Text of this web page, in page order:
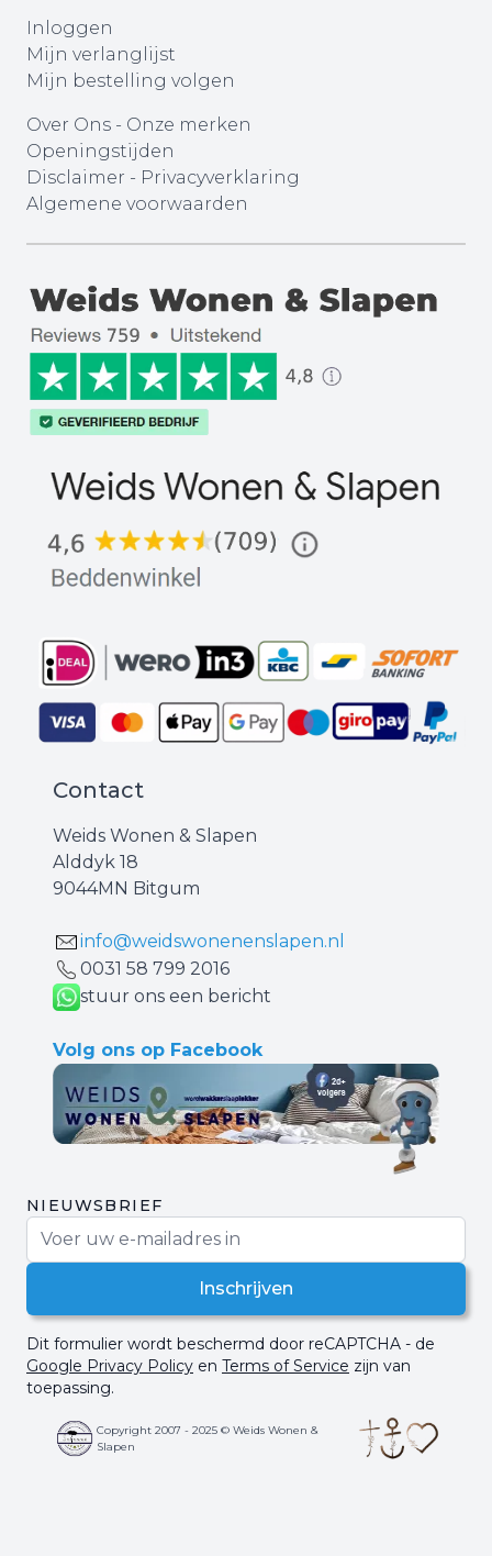
Inloggen
Mijn verlanglijst
Mijn bestelling volgen
Over Ons - Onze merken
Openingstijden
Disclaimer - Privacyverklaring
Algemene voorwaarden
Contact
Weids Wonen & Slapen
Alddyk 18
9044MN Bitgum
info@weidswonenenslapen.nl
0031 ‪58 799 2016‬
stuur ons een bericht
Volg ons op Facebook
NIEUWSBRIEF
Inschrijven
Dit formulier wordt beschermd door reCAPTCHA - de
Google Privacy Policy en Terms of Service zijn van
toepassing.
Copyright 2007 - 2025 © Weids Wonen &
Slapen